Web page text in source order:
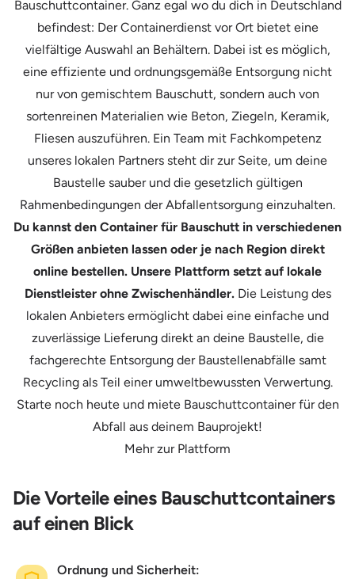
Bauschuttcontainer. Ganz egal wo du dich in Deutschland
befindest: Der Containerdienst vor Ort bietet eine
vielfältige Auswahl an Behältern. Dabei ist es möglich,
eine effiziente und ordnungsgemäße Entsorgung nicht
nur von gemischtem Bauschutt, sondern auch von
sortenreinen Materialien wie Beton, Ziegeln, Keramik,
Fliesen auszuführen. Ein Team mit Fachkompetenz
unseres lokalen Partners steht dir zur Seite, um deine
Baustelle sauber und die gesetzlich gültigen
Rahmenbedingungen der Abfallentsorgung einzuhalten.
Du kannst den Container für Bauschutt in verschiedenen
Größen anbieten lassen oder je nach Region direkt
online bestellen. Unsere Plattform setzt auf lokale
Dienstleister ohne Zwischenhändler.Die Leistung des
lokalen Anbieters ermöglicht dabei eine einfache und
zuverlässige Lieferung direkt an deine Baustelle, die
fachgerechte Entsorgung der Baustellenabfälle samt
Recycling als Teil einer umweltbewussten Verwertung.
Starte noch heute und miete Bauschuttcontainer für den
Abfall aus deinem Bauprojekt!
Mehr zur Plattform
Die Vorteile eines Bauschuttcontainers
auf einen Blick
Ordnung und Sicherheit: